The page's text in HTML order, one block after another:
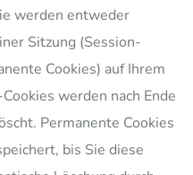
werden entweder
Sitzung (Session-
Cookies) auf Ihrem
werden nach Ende
Permanente Cookies
bis Sie diese